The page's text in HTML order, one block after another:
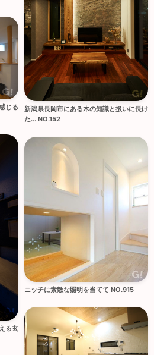
新潟県長岡市にある木の知識と扱いに長け
た... NO.152
じる
る玄
ニッチに素敵な照明を当てて NO.915